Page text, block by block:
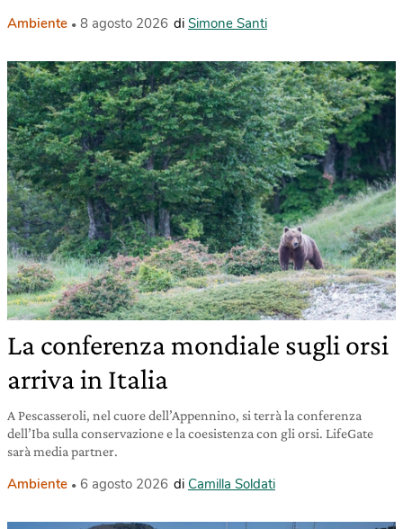
Ambiente 8 agosto 2026 di Simone Santi
La conferenza mondiale sugli orsi
arriva in Italia
A Pescasseroli, nel cuore dell’Appennino, si terrà la conferenza
dell’Iba sulla conservazione e la coesistenza con gli orsi. LifeGate
sarà media partner.
Ambiente 6 agosto 2026 di Camilla Soldati